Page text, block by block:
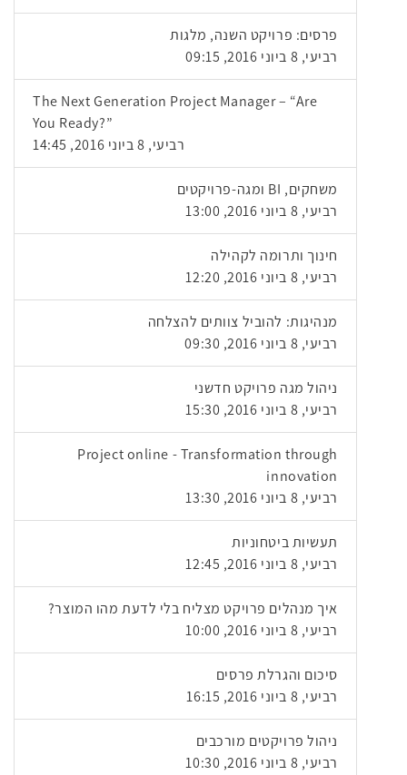
פרסים: פרויקט השנה, מלגות
רביעי, 8 ביוני 2016, 09:15
The Next Generation Project Manager – “Are
You Ready?”
רביעי, 8 ביוני 2016, 14:45
משחקים, BI ומגה-פרויקטים
רביעי, 8 ביוני 2016, 13:00
חינוך ותרומה לקהילה
רביעי, 8 ביוני 2016, 12:20
מנהיגות: להוביל צוותים להצלחה
רביעי, 8 ביוני 2016, 09:30
ניהול מגה פרויקט חדשני
רביעי, 8 ביוני 2016, 15:30
Project online - Transformation through
innovation
רביעי, 8 ביוני 2016, 13:30
תעשיות ביטחוניות
רביעי, 8 ביוני 2016, 12:45
איך מנהלים פרויקט מצליח בלי לדעת מהו המוצר?
רביעי, 8 ביוני 2016, 10:00
סיכום והגרלת פרסים
רביעי, 8 ביוני 2016, 16:15
ניהול פרויקטים מורכבים
רביעי, 8 ביוני 2016, 10:30